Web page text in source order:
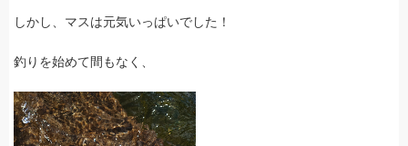
しかし、マスは元気いっぱいでした！
釣りを始めて間もなく、